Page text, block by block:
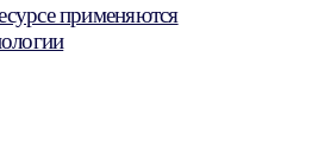
применяются